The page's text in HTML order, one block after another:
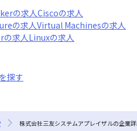
の求人Ciscoの求人
の求人Virtual Machinesの求人
の求人 Linuxの求人
探す
株式会社三友システムアプレイザルの企業